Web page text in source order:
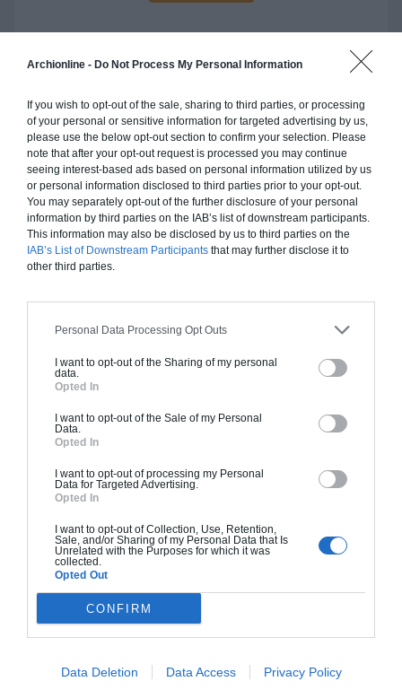
Archionline - Do Not Process My Personal Information
If you wish to opt-out of the sale, sharing to third parties, or processing
of your personal or sensitive information for targeted advertising by us,
please use the below opt-out section to confirm your selection. Please
note that after your opt-out request is processed you may continue
seeing interest-based ads based on personal information utilized by us
or personal information disclosed to third parties prior to your opt-out.
You may separately opt-out of the further disclosure of your personal
information by third parties on the IAB’s list of downstream participants.
This information may also be disclosed by us to third parties on the
IAB’s List of Downstream Participants that may further disclose it to
other third parties.
Personal Data Processing Opt Outs
I want to opt-out of the Sharing of my personal
data.
Opted In
I want to opt-out of the Sale of my Personal
Data.
Opted In
I want to opt-out of processing my Personal
Data for Targeted Advertising.
Opted In
I want to opt-out of Collection, Use, Retention,
Sale, and/or Sharing of my Personal Data that Is
Unrelated with the Purposes for which it was
collected.
Opted Out
CONFIRM
Data Deletion Data Access Privacy Policy
Chiffrage estimatif pour : Fondations et normes
standards. Construction en ossature bois isolé.
Finitions haut de gamme. Le prix "clé en main"
inclut le gros oeuvre et le second oeuvre (cuisine,
peinture, sols...), mais exclut piscine, jardin et
clôture.
À partir de
278 000€ TTC
Je la veux !
Chiffrage estimatif pour : Fondations et normes
standards. Construction en bloc coffrant isolant
en main" inclut le gros oeuvre et le second
oeuvre (cuisine, peinture, sols...), mais exclut
320 000€ TTC
Je la veux !